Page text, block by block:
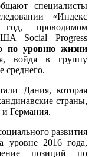
специалисты
«Индекс
проводимом
Social Progress
по уровню жизни
войдя в группу
среднего.
Дания, которая
страны,
Германия.
развития
уровне 2016 года,
позиций по